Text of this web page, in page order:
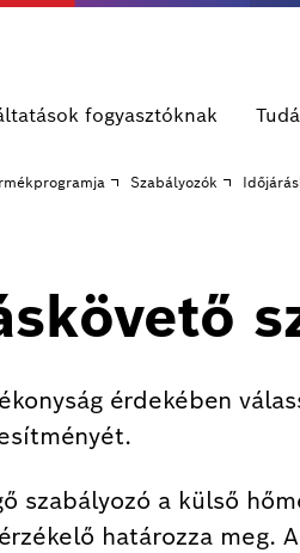
fogyasztóknak
Szabályozók
érdekében
szabályozó a külső
határozza meg.